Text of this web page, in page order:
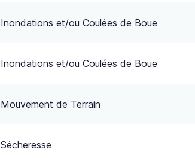
Inondations et/ou Coulées de Boue
Inondations et/ou Coulées de Boue
Mouvement de Terrain
Sécheresse